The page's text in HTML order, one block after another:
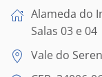
Alameda do
Salas 03 e 04
Vale do